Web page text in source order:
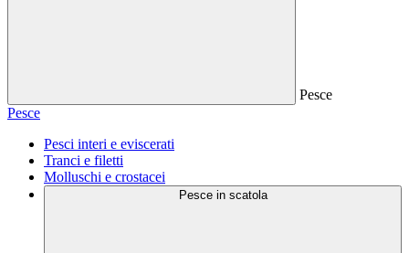
Pesce
Pesce
Pesci interi e eviscerati
Tranci e filetti
Molluschi e crostacei
Pesce in scatola